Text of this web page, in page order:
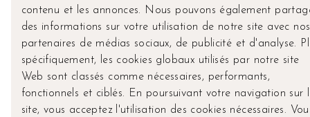
contenu et les annonces. Nous pouvons également
des informations sur votre utilisation de notre site avec nos
partenaires de médias sociaux, de publicité et d'analyse.
spécifiquement, les cookies globaux utilisés par notre site
Web sont classés comme nécessaires, performants,
fonctionnels et ciblés. En poursuivant votre navigation sur
site, vous acceptez l'utilisation des cookies nécessaires.